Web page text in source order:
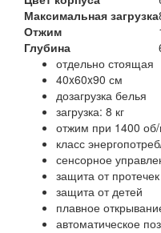
Максимальная загрузка
Отжим
Глубина
отдельно стоящая
40x60x90 см
дозагрузка белья
загрузка: 8 кг
отжим при 1400
класс
сенсорное
защита от протечек
защита от детей
плавное
автоматическое